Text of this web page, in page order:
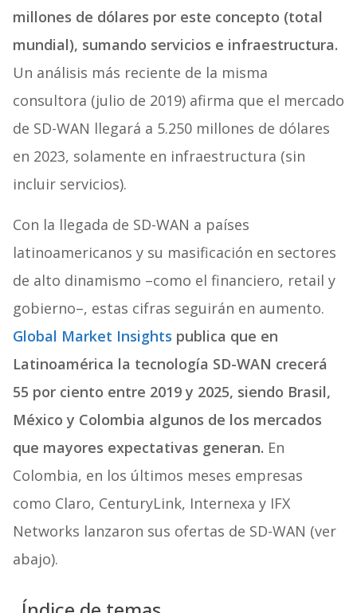
millones de dólares por este concepto (total
mundial), sumando servicios e infraestructura.
Un análisis más reciente de la misma
consultora (julio de 2019) afirma que el mercado
de SD-WAN llegará a 5.250 millones de dólares
en 2023, solamente en infraestructura (sin
incluir servicios).
Con la llegada de SD-WAN a países
latinoamericanos y su masificación en sectores
de alto dinamismo –como el financiero, retail y
gobierno–, estas cifras seguirán en aumento.
Global Market Insights publica que en
Latinoamérica la tecnología SD-WAN crecerá
55 por ciento entre 2019 y 2025, siendo Brasil,
México y Colombia algunos de los mercados
que mayores expectativas generan. En
Colombia, en los últimos meses empresas
como Claro, CenturyLink, Internexa y IFX
Networks lanzaron sus ofertas de SD-WAN (ver
abajo).